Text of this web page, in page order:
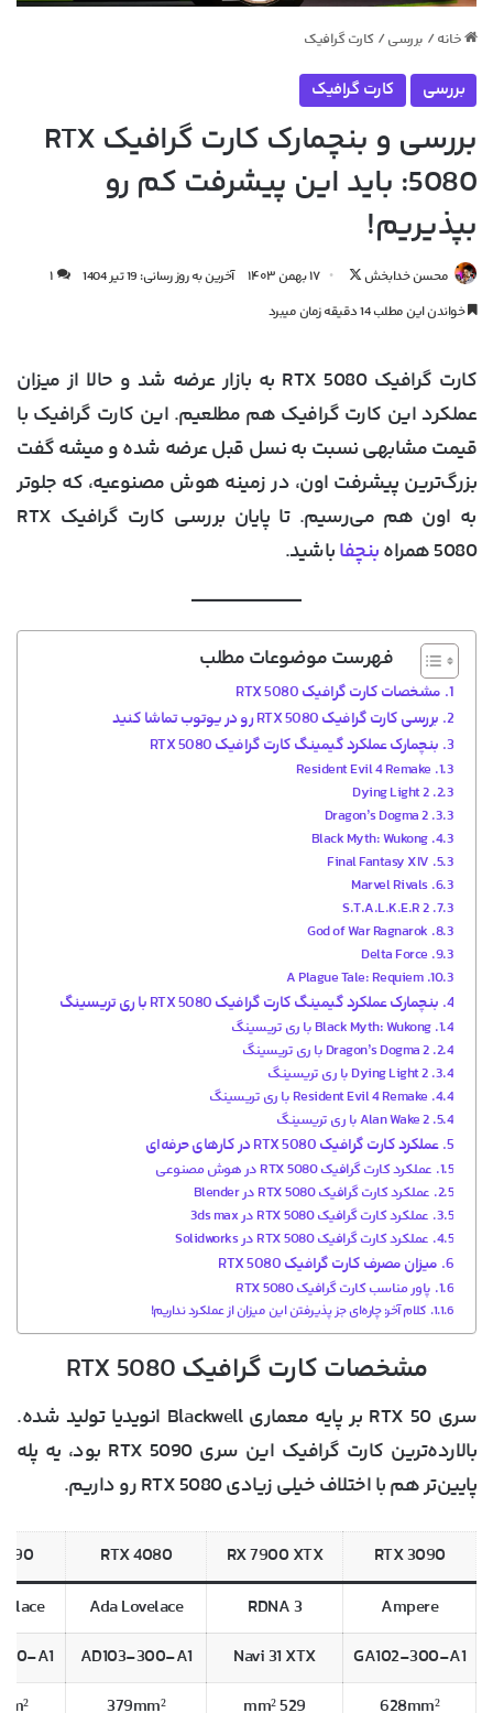
خانه / بررسی / کارت گرافیک
بررسی کارت گرافیک
بررسی و بنچمارک کارت گرافیک RTX
5080: باید این پیشرفت کم رو
بپذیریم!
محسن خدابخش
دنبال
کردن
۱۷ بهمن ۱۴۰۳ آخرین به روز رسانی: 19 تیر 1404
۱
خواندن این مطلب 14 دقیقه زمان میبرد
کارت گرافیک RTX 5080 به بازار عرضه شد و حالا از میزان
عملکرد این کارت گرافیک هم مطلعیم. این کارت گرافیک با
قیمت مشابهی نسبت به نسل قبل عرضه شده و میشه گفت
بزرگ‌ترین پیشرفت اون، در زمینه هوش مصنوعیه، که جلوتر
به اون هم می‌رسیم. تا پایان بررسی کارت گرافیک RTX
5080 همراه
بنچفاباشید.
فهرست موضوعات مطلب
مشخصات کارت گرافیک RTX 5080
بررسی کارت گرافیک RTX 5080 رو در یوتوب تماشا کنید
بنچمارک عملکرد گیمینگ کارت گرافیک RTX 5080
Resident Evil 4 Remake
Dying Light 2
Dragon’s Dogma 2
Black Myth: Wukong
Final Fantasy XIV
Marvel Rivals
S.T.A.L.K.E.R 2
God of War Ragnarok
Delta Force
A Plague Tale: Requiem
بنچمارک عملکرد گیمینگ کارت گرافیک RTX 5080 با ری تریسینگ
Black Myth: Wukong با ری تریسینگ
Dragon’s Dogma 2 با ری تریسینگ
Dying Light 2 با ری تریسینگ
Resident Evil 4 Remake با ری تریسینگ
Alan Wake 2 با ری تریسینگ
عملکرد کارت گرافیک RTX 5080 در کارهای حرفه‌ای
عملکرد کارت گرافیک RTX 5080 در هوش مصنوعی
عملکرد کارت گرافیک RTX 5080 در Blender
عملکرد کارت گرافیک RTX 5080 در 3ds max
عملکرد کارت گرافیک RTX 5080 در Solidworks
میزان مصرف کارت گرافیک RTX 5080
پاور مناسب کارت گرافیک RTX 5080
کلام آخر: چاره‌ای جز پذیرفتن این میزان از عملکرد نداریم!
مشخصات کارت گرافیک RTX 5080
سری RTX 50 بر پایه معماری Blackwell انویدیا تولید شده.
بالارده‌ترین کارت گرافیک این سری RTX 5090 بود، یه پله
پایین‌تر هم با اختلاف خیلی زیادی RTX 5080 رو داریم.
RTX 3090
RX 7900 XTX
RTX 4080
Ampere
RDNA 3
Ada Lovelace
GA102-300-A1
Navi 31 XTX
AD103-300-A1
A1
628mm²
529 mm²
379mm²